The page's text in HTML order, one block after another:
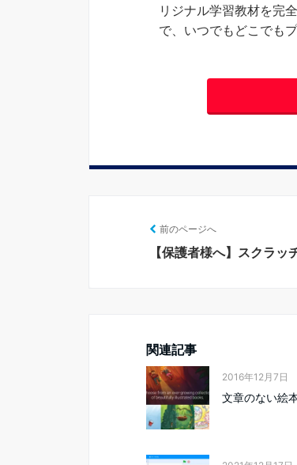
リジナル学習教材を完
で、いつでもどこでも
前のページへ
【保護者様へ】スクラ
関連記事
2016年12月7日
文章のない絵